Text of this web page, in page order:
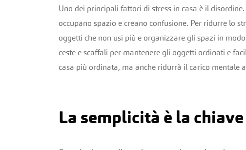
Uno dei principali fattori di stress in casa è il
occupano spazio e creano confusione. Per ridurre lo
oggetti che non usi più e organizzare gli spazi in
ceste e scaffali per mantenere gli oggetti ordinati e
casa più ordinata, ma anche ridurrà il carico mentale
La semplicità è la chiave